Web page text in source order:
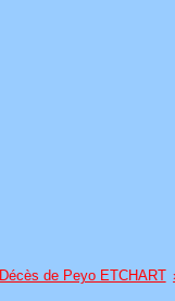
Décès de Peyo ETCHART